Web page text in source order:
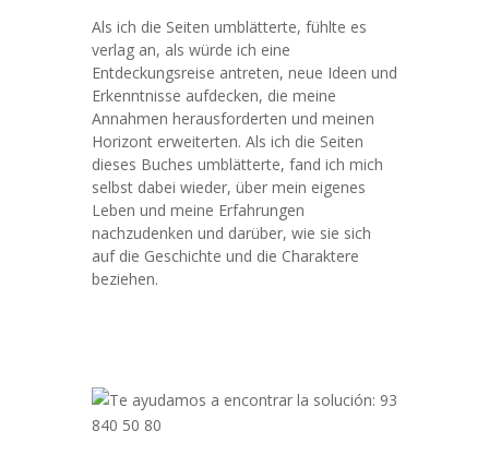
Als ich die Seiten umblätterte, fühlte es
verlag an, als würde ich eine
Entdeckungsreise antreten, neue Ideen und
Erkenntnisse aufdecken, die meine
Annahmen herausforderten und meinen
Horizont erweiterten. Als ich die Seiten
dieses Buches umblätterte, fand ich mich
selbst dabei wieder, über mein eigenes
Leben und meine Erfahrungen
nachzudenken und darüber, wie sie sich
auf die Geschichte und die Charaktere
beziehen.